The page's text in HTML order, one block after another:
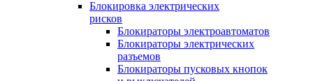
Блокировка электрических
рисков
Блокираторы электроавтоматов
Блокираторы электрических
разъемов
Блокираторы пусковых кнопок